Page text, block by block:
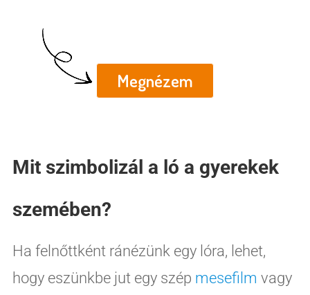
Megnézem
Mit szimbolizál a ló a gyerekek
szemében?
Ha felnőttként ránézünk egy lóra, lehet,
hogy eszünkbe jut egy szép mesefilm vagy